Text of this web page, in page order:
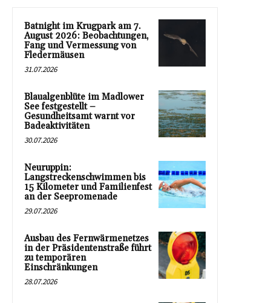
Batnight im Krugpark am 7.
August 2026: Beobachtungen,
Fang und Vermessung von
Fledermäusen
31.07.2026
Blaualgenblüte im Madlower
See festgestellt –
Gesundheitsamt warnt vor
Badeaktivitäten
30.07.2026
Neuruppin:
Langstreckenschwimmen bis
15 Kilometer und Familienfest
an der Seepromenade
29.07.2026
Ausbau des Fernwärmenetzes
in der Präsidentenstraße führt
zu temporären
Einschränkungen
28.07.2026